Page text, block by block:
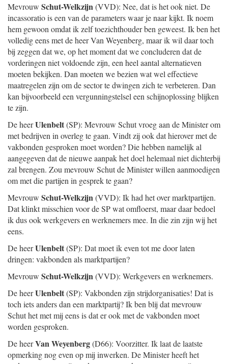
Mevrouw Schut-Welkzijn(VVD): Nee, dat is het ook niet. De
incassoratio is een van de parameters waar je naar kijkt. Ik noem
hem gewoon omdat ik zelf toezichthouder ben geweest. Ik ben het
volledig eens met de heer Van Weyenberg, maar ik wil daar toch
bij zeggen dat we, op het moment dat we concluderen dat de
vorderingen niet voldoende zijn, een heel aantal alternatieven
moeten bekijken. Dan moeten we bezien wat wel effectieve
maatregelen zijn om de sector te dwingen zich te verbeteren. Dan
kan bijvoorbeeld een vergunningstelsel een schijnoplossing blijken
te zijn.
De heerUlenbelt(SP): Mevrouw Schut vroeg aan de Minister om
met bedrijven in overleg te gaan. Vindt zij ook dat hierover met de
vakbonden gesproken moet worden? Die hebben namelijk al
aangegeven dat de nieuwe aanpak het doel helemaal niet dichterbij
zal brengen. Zou mevrouw Schut de Minister willen aanmoedigen
om met die partijen in gesprek te gaan?
Mevrouw Schut-Welkzijn(VVD): Ik had het over marktpartijen.
Dat klinkt misschien voor de SP wat omfloerst, maar daar bedoel
ik dus ook werkgevers en werknemers mee. In die zin zijn wij het
eens.
De heerUlenbelt(SP): Dat moet ik even tot me door laten
dringen: vakbonden als marktpartijen?
Mevrouw Schut-Welkzijn(VVD): Werkgevers en werknemers.
De heerUlenbelt(SP): Vakbonden zijn strijdorganisaties! Dat is
toch iets anders dan een marktpartij? Ik ben blij dat mevrouw
Schut het met mij eens is dat er ook met de vakbonden moet
worden gesproken.
De heerVan Weyenberg(D66): Voorzitter. Ik laat de laatste
opmerking nog even op mij inwerken. De Minister heeft het